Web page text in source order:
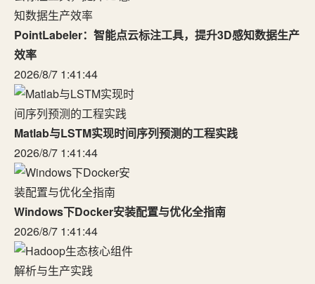
PointLabeler：智能点云标注工具，提升3D感知数据生产
效率
2026/8/7 1:41:44
Matlab与LSTM实现时间序列预测的工程实践
2026/8/7 1:41:44
Windows下Docker安装配置与优化全指南
2026/8/7 1:41:44